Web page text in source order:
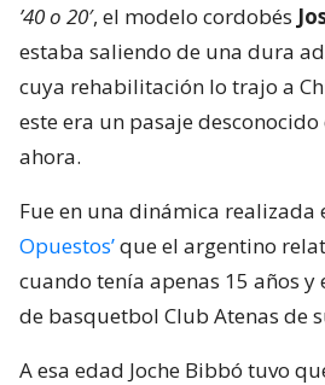
’40 o 20′, el modelo cordobés
estaba saliendo de una dura
cuya rehabilitación lo trajo a
este era un pasaje
ahora.
Fue en una dinámica realizada
Opuestos’que el argentino
cuando tenía apenas 15 años
de basquetbol Club Atenas de
A esa edad Joche Bibbó tuvo